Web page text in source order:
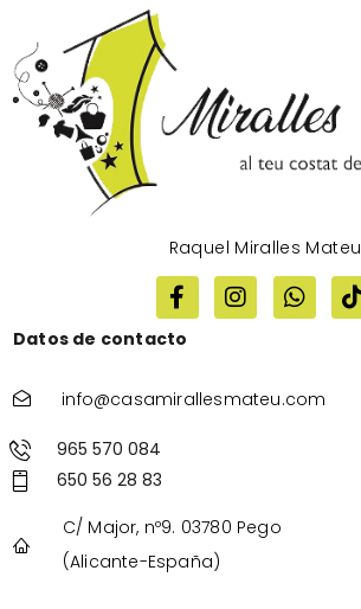
Raquel Miralles Mateu
Datos de contacto
info@casamirallesmateu.com
965 570 084
650 56 28 83
C/ Major, nº9. 03780 Pego
(Alicante-España)